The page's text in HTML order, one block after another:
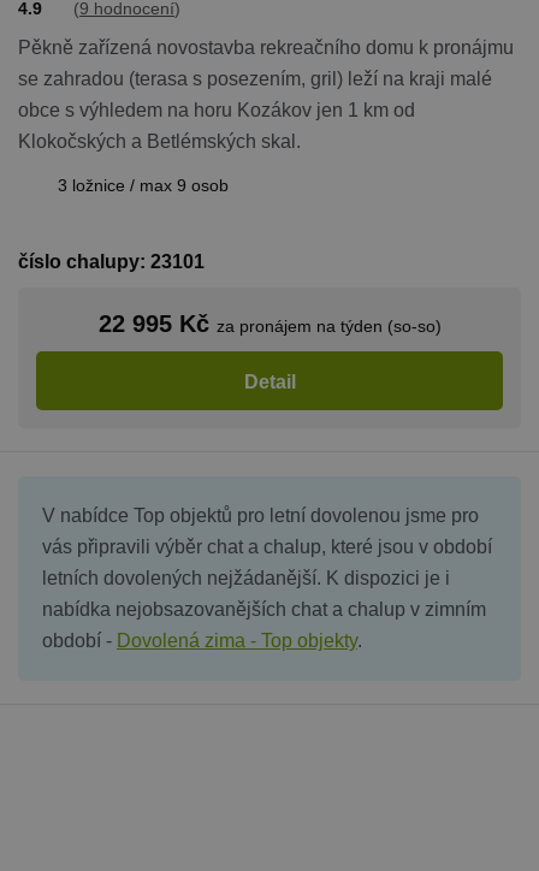
4.9 (9 hodnocení)
Pěkně zařízená novostavba rekreačního domu k pronájmu
se zahradou (terasa s posezením, gril) leží na kraji malé
obce s výhledem na horu Kozákov jen 1 km od
Klokočských a Betlémských skal.
3 ložnice / max 9 osob
číslo chalupy: 23101
22 995 Kč za pronájem na týden (so-so)
Detail
V nabídce Top objektů pro letní dovolenou jsme pro
vás připravili výběr chat a chalup, které jsou v období
letních dovolených nejžádanější. K dispozici je i
nabídka nejobsazovanějších chat a chalup v zimním
období - Dovolená zima - Top objekty.